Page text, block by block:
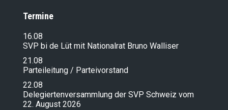
Termine
16.08
SVP bi de Lüt mit Nationalrat Bruno Walliser
21.08
Parteileitung / Parteivorstand
22.08
Delegiertenversammlung der SVP Schweiz vom
22. August 2026